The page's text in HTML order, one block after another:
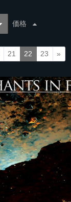
価格
21 22 23 »